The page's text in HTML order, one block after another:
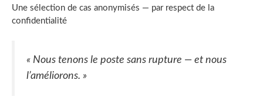
Une sélection de cas anonymisés — par respect de la
confidentialité
« Nous tenons le poste sans rupture — et nous
l’améliorons. »